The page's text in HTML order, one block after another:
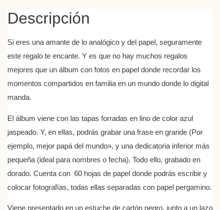
Descripción
Si eres una amante de lo analógico y del papel, seguramente
este regalo te encante. Y es que no hay muchos regalos
mejores que un álbum con fotos en papel donde recordar los
momentos compartidos en familia en un mundo donde lo digital
manda.
El álbum viene con las tapas forradas en lino de color azul
jaspeado. Y, en ellas, podrás grabar una frase en grande (Por
ejemplo, mejor papá del mundo», y una dedicatoria inferior más
pequeña (ideal para nombres o fecha). Todo ello, grabado en
dorado. Cuenta con 60 hojas de papel donde podrás escribir y
colocar fotografías, todas ellas separadas con papel pergamino.
Viene presentado en un estuche de cartón negro, junto a un lazo